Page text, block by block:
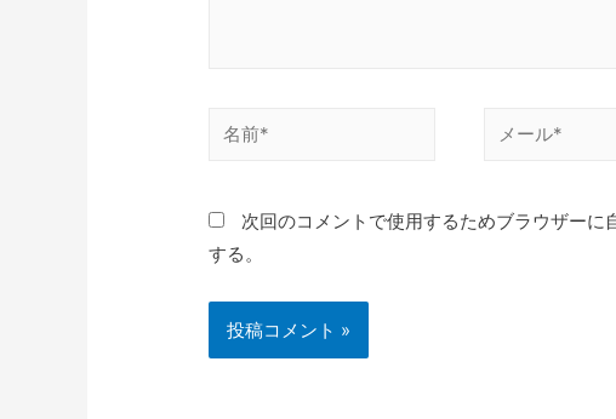
次回のコメントで使用するためブラウザー
する。